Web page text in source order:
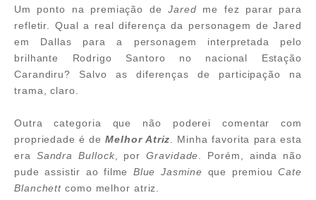
Um ponto na premiação deJared me fez parar para
refletir. Qual a real diferença da personagem de Jared
em Dallas para a personagem interpretada pelo
brilhante Rodrigo Santoro no nacional Estação
Carandiru? Salvo as diferenças de participação na
trama, claro.
Outra categoria que não poderei comentar com
propriedade é deMelhor Atriz . Minha favorita para esta
era Sandra Bullock , porGravidade . Porém, ainda não
pude assistir ao filme Blue Jasmine que premiouCate
Blanchett como melhor atriz.